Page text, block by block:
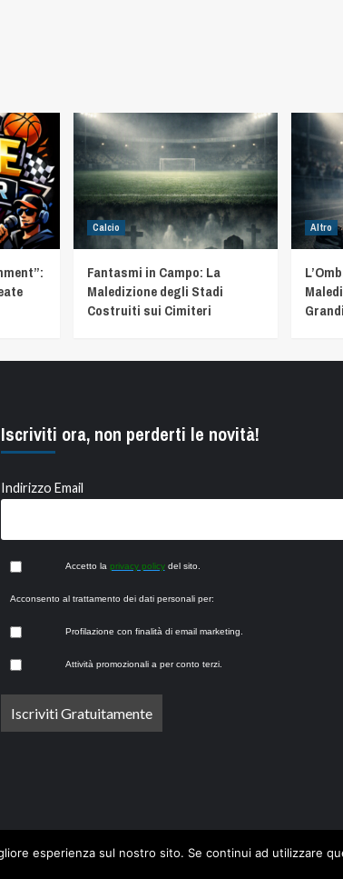
Calcio
Fantasmi in Campo: La
Maledizione degli Stadi
Costruiti sui Cimiteri
Altro
Iscriviti ora, non perderti le novità!
Indirizzo Email
Accetto la privacy policydel sito.
Acconsento al trattamento dei dati personali per:
Profilazione con finalità di email marketing.
Attività promozionali a per conto terzi.
esperienza sul nostro sito. Se continui ad utilizzare